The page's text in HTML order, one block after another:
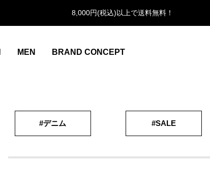
8,000円(税込)以上で送料無料！
MEN BRAND CONCEPT
#デニム #SALE